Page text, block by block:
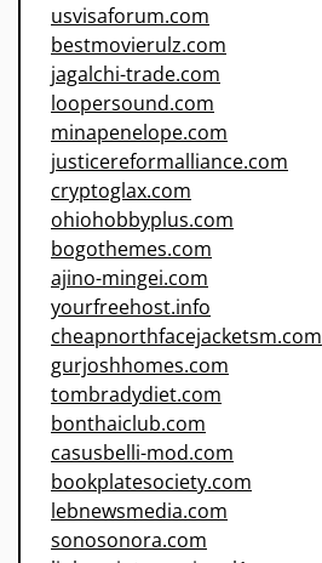
usvisaforum.com
bestmovierulz.com
jagalchi-trade.com
loopersound.com
minapenelope.com
justicereformalliance.com
cryptoglax.com
ohiohobbyplus.com
bogothemes.com
ajino-mingei.com
yourfreehost.info
cheapnorthfacejacketsm.com
gurjoshhomes.com
tombradydiet.com
bonthaiclub.com
casusbelli-mod.com
bookplatesociety.com
lebnewsmedia.com
sonosonora.com